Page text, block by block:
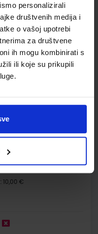
personalizirali
društvenih medija i
o vašoj upotrebi
za društvene
ih mogu kombinirati s
ili koje su prikupili
broj ministarstva:
11,00 €
listići za prirodu i
broj ministarstva:
10,00 €